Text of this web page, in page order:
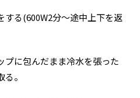
る(600W2分～途中上下を返
に包んだまま冷水を張った
。